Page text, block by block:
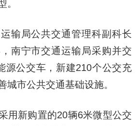
。
局公共交通管理科副科长
南宁市交通运输局采购并交
源公交车，新建210个公交充
城市公共交通基础设施。
新购置的20辆6米微型公交